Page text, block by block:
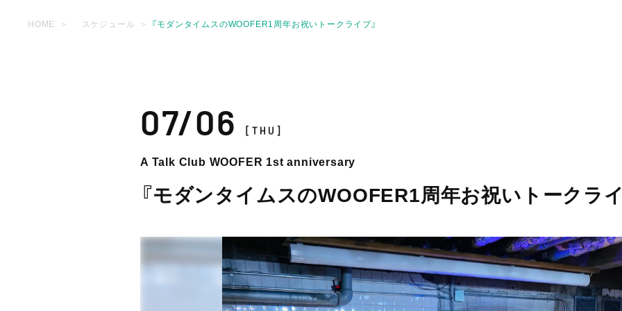
HOME スケジュール 『モダンタイムスのWOOFER1周年お祝いトークライブ』
07/06 [THU]
A Talk Club WOOFER 1st anniversary
『モダンタイムスのWOOFER1周年お祝いトークラ